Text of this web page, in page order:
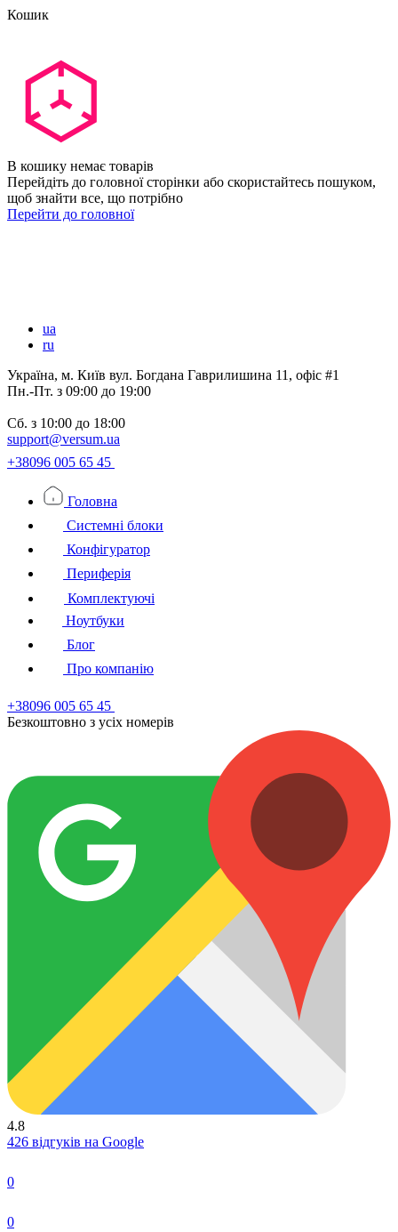
Кошик
В кошику немає товарів
Перейдіть до головної сторінки або скористайтесь пошуком,
щоб знайти все, що потрібно
Перейти до головної
ua
ru
Україна, м. Київ вул. Богдана Гаврилишина 11, офіс #1
Пн.-Пт. з 09:00 до 19:00
Сб. з 10:00 до 18:00
support@versum.ua
+38096 005 65 45
Головна
Системні блоки
Конфігуратор
Периферія
Комплектуючі
Ноутбуки
Блог
Про компанію
+38096 005 65 45
Безкоштовно з усiх номерiв
4.8
426 відгуків на Google
0
0